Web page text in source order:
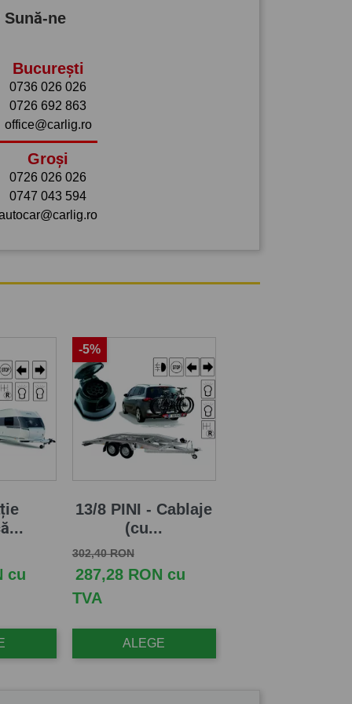
ne
București
0736 026 026
0726 692 863
office@carlig.ro
Groși
0726 026 026
0747 043 594
cu
13/8 PINI - Cablaje
(cu...
Pret de baza
302,40 RONPret
287,28 RON cu
TVA
ALEGE
-5%